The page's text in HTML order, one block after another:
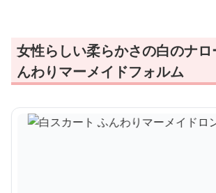
女性らしい柔らかさの白のナ
んわりマーメイドフォルム